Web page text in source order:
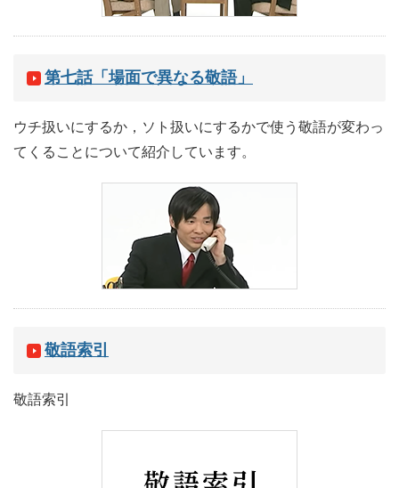
第七話「場面で異なる敬語」
ウチ扱いにするか，ソト扱いにするかで使う敬語が変わっ
てくることについて紹介しています。
敬語索引
敬語索引